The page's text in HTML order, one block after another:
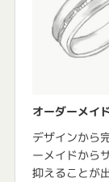
オーダーメイ
デザインから
ーメイドから
抑えることが